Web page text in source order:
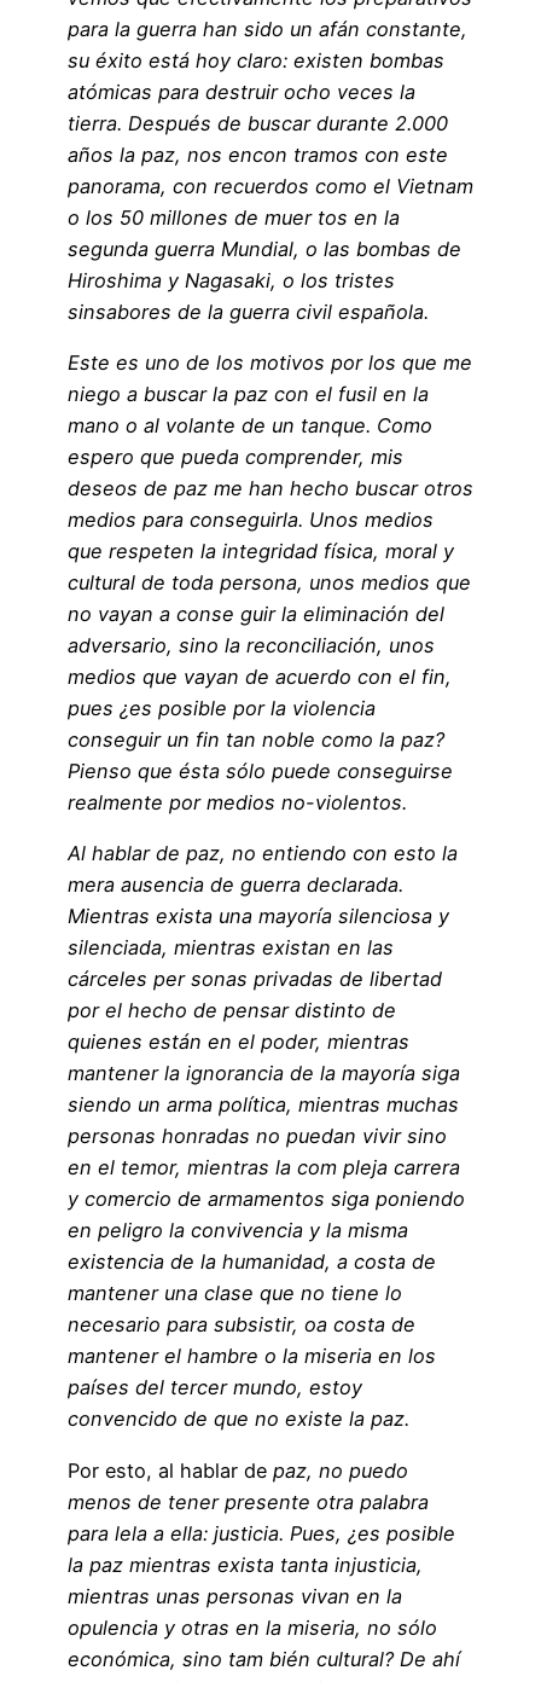
para la guerra han sido un afán constante,
su éxito está hoy claro: existen bombas
atómicas para destruir ocho veces la
tierra. Después de buscar durante 2.000
años la paz, nos encon tramos con este
panorama, con recuerdos como el Vietnam
o los 50 millones de muer tos en la
segunda guerra Mundial, o las bombas de
Hiroshima y Nagasaki, o los tristes
sinsabores de la guerra civil española.
Este es uno de los motivos por los que me
niego a buscar la paz con el fusil en la
mano o al volante de un tanque. Como
espero que pueda comprender, mis
deseos de paz me han hecho buscar otros
medios para conseguirla. Unos medios
que respeten la integridad física, moral y
cultural de toda persona, unos medios que
no vayan a conse guir la eliminación del
adversario, sino la reconciliación, unos
medios que vayan de acuerdo con el fin,
pues ¿es posible por la violencia
conseguir un fin tan noble como la paz?
Pienso que ésta sólo puede conseguirse
realmente por medios no-violentos.
Al hablar de paz, no entiendo con esto la
mera ausencia de guerra declarada.
Mientras exista una mayoría silenciosa y
silenciada, mientras existan en las
cárceles per sonas privadas de libertad
por el hecho de pensar distinto de
quienes están en el poder, mientras
mantener la ignorancia de la mayoría siga
siendo un arma política, mientras muchas
personas honradas no puedan vivir sino
en el temor, mientras la com pleja carrera
y comercio de armamentos siga poniendo
en peligro la convivencia y la misma
existencia de la humanidad, a costa de
mantener una clase que no tiene lo
necesario para subsistir, oa costa de
mantener el hambre o la miseria en los
países del tercer mundo, estoy
convencido de que no existe la paz.
Por esto, al hablar de paz, no puedo
menos de tener presente otra palabra
para lela a ella: justicia. Pues, ¿es posible
la paz mientras exista tanta injusticia,
mientras unas personas vivan en la
opulencia y otras en la miseria, no sólo
económica, sino tam bién cultural? De ahí